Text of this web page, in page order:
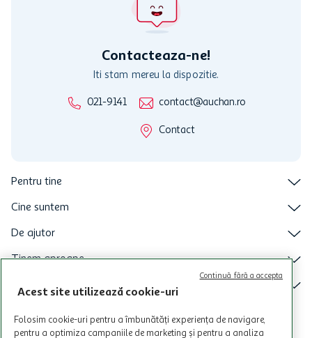
nu raspunde pentru imposibilitatea utilizarii Cardului in perioada in
care aceste este suspendat sau in perioada in care sunt efectuate
Contacteaza-ne!
Iti stam mereu la dispozitie.
021-9141 contact@auchan.ro
Contact
Pentru tine
Cine suntem
De ajutor
Tinem aproape
Categorii principale
Intra acum in aplicatia Auchan
Acest site utilizează cookie-uri
Folosim cookie-uri pentru a îmbunătăți experiența de navigare,
pentru a optimiza campaniile de marketing și pentru a analiza
Continuă fără a accepta